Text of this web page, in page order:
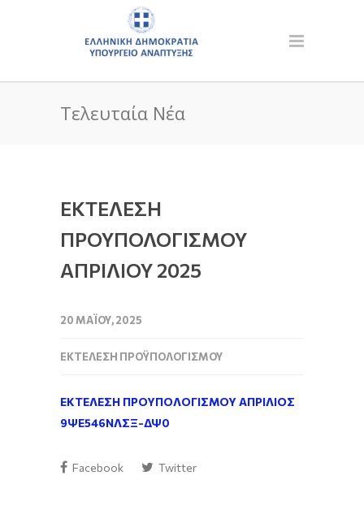
Τελευταία Νέα
ΕΚΤΕΛΕΣΗ
ΠΡΟΥΠΟΛΟΓΙΣΜΟΥ
ΑΠΡΙΛΙΟΥ 2025
20 ΜΑΪ́ΟΥ, 2025
ΕΚΤΈΛΕΣΗ ΠΡΟΫΠΟΛΟΓΙΣΜΟΎ
ΕΚΤΕΛΕΣΗ ΠΡΟΥΠΟΛΟΓΙΣΜΟΥ ΑΠΡΙΛΙΟΣ
9ΨΕ546ΝΛΣΞ-ΔΨ0
Facebook Twitter